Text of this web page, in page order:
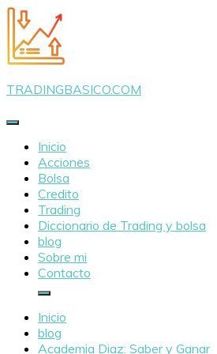
Saltar
al
contenido
TRADINGBASICO.COM
Inicio
Acciones
Bolsa
Credito
Trading
Diccionario de Trading y bolsa
blog
Sobre mi
Contacto
Inicio
blog
Academia Diaz: Saber y Ganar